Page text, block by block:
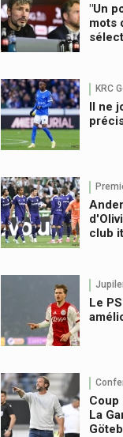
"Un
mots
KRC
Il ne
club
Le
Coup
La